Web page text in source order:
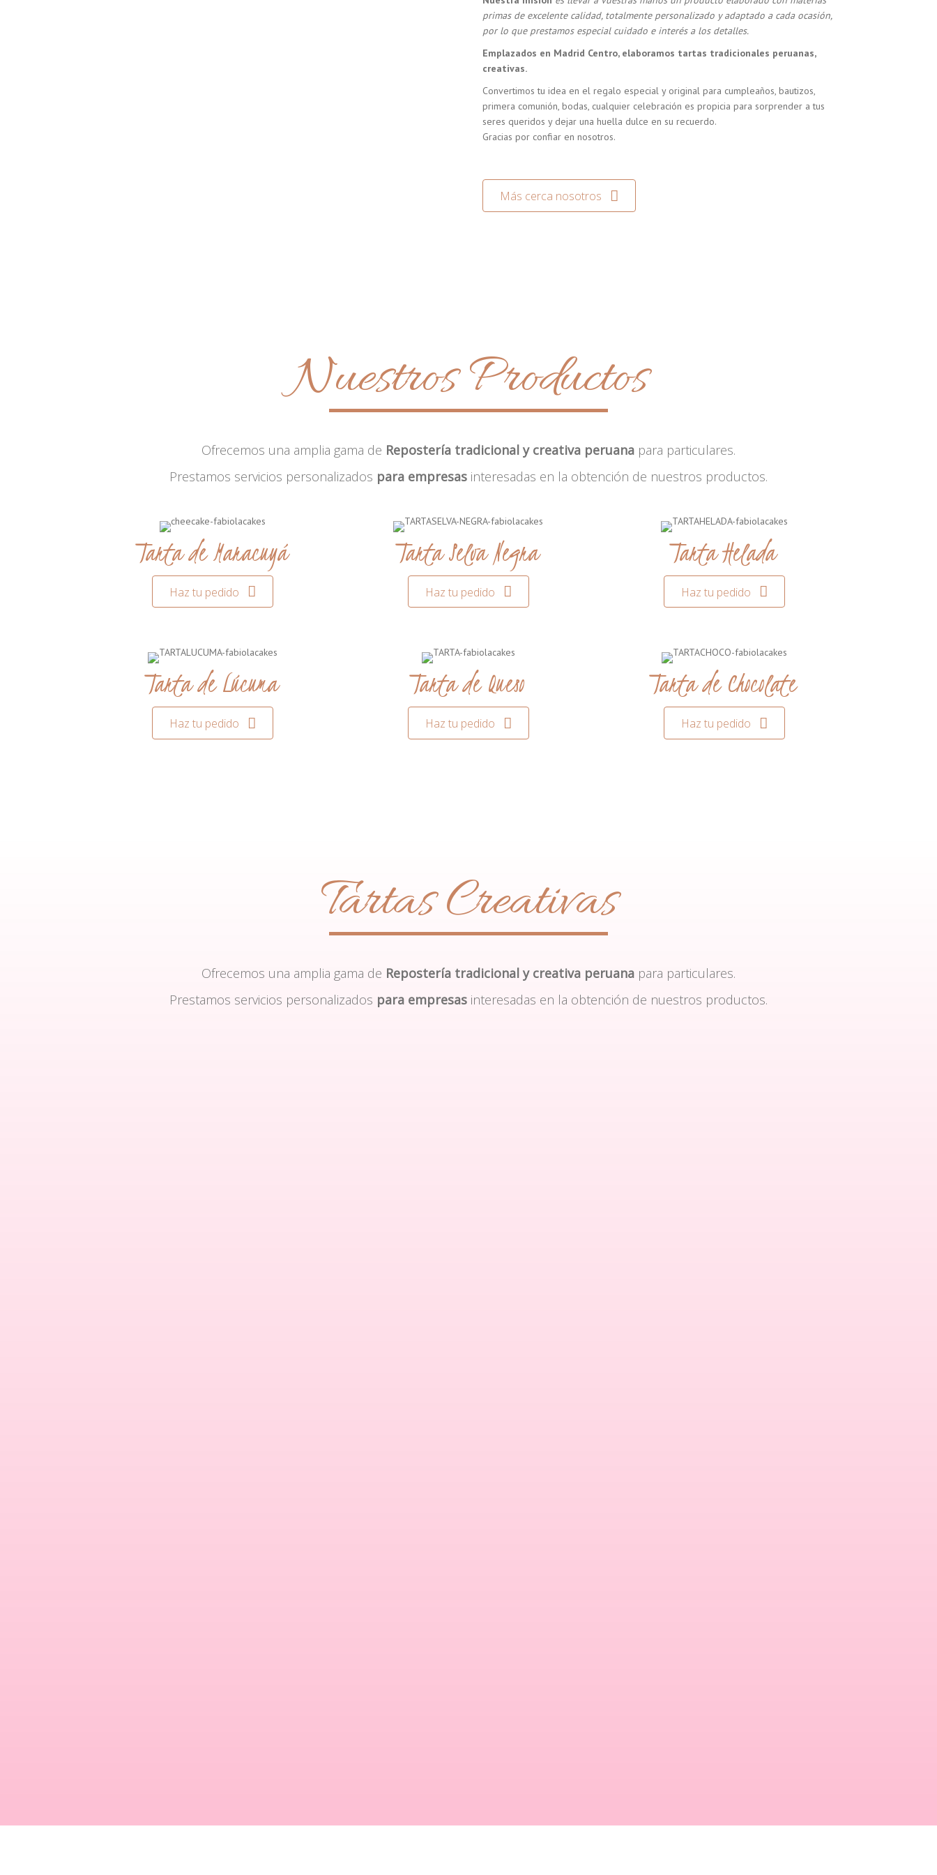
primas de excelente calidad, totalmente personalizado y adaptado a cada ocasión,
por lo que prestamos especial cuidado e interés a los detalles.
Emplazados en Madrid Centro, elaboramos tartas tradicionales peruanas,
creativas.
Convertimos tu idea en el regalo especial y original para cumpleaños, bautizos,
primera comunión, bodas, cualquier celebración es propicia para sorprender a tus
seres queridos y dejar una huella dulce en su recuerdo.
Gracias por confiar en nosotros.
Más cerca nosotros
Nuestros Productos
Ofrecemos una amplia gama de Repostería tradicional y creativa peruana para particulares.
Prestamos servicios personalizados para empresas interesadas en la obtención de nuestros productos.
Tarta de Maracuyá
Haz tu pedido
Tarta Selva Negra
Haz tu pedido
Tarta Helada
Haz tu pedido
Tarta de Lúcuma
Haz tu pedido
Tarta de Queso
Haz tu pedido
Tarta de Chocolate
Haz tu pedido
Tartas Creativas
Ofrecemos una amplia gama de Repostería tradicional y creativa peruana para particulares.
Prestamos servicios personalizados para empresas interesadas en la obtención de nuestros productos.